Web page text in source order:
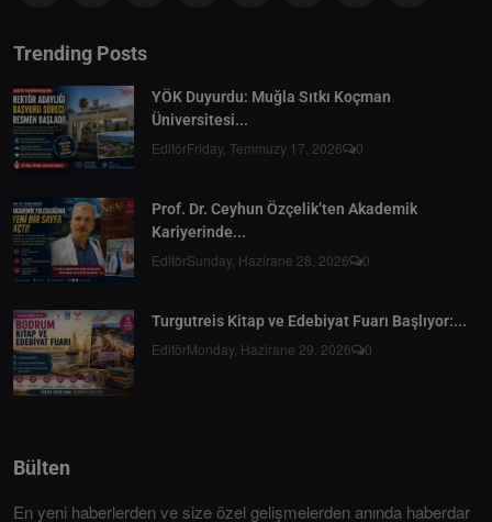
Trending Posts
YÖK Duyurdu: Muğla Sıtkı Koçman
Üniversitesi...
EditörFriday, Temmuzy 17, 2026 0
Prof. Dr. Ceyhun Özçelik’ten Akademik
Kariyerinde...
EditörSunday, Hazirane 28, 2026 0
Turgutreis Kitap ve Edebiyat Fuarı Başlıyor:...
EditörMonday, Hazirane 29, 2026 0
Bülten
En yeni haberlerden ve size özel gelişmelerden anında haberdar